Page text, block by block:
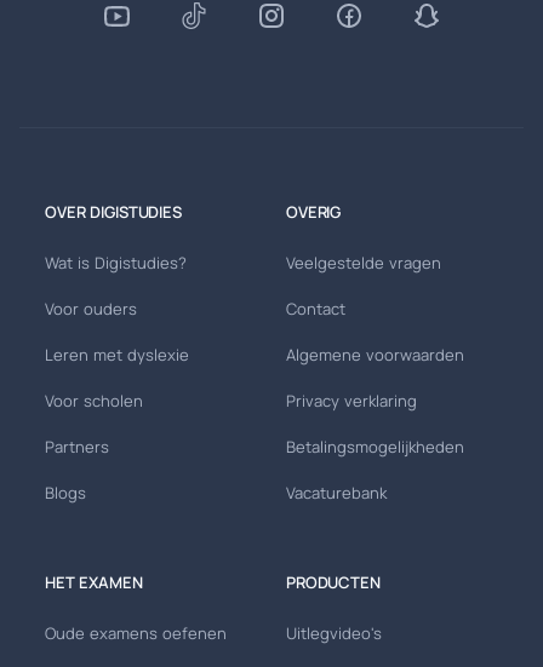
OVER DIGISTUDIES
Wat is Digistudies?
Voor ouders
Leren met dyslexie
Voor scholen
Partners
Blogs
OVERIG
Veelgestelde vragen
Contact
Algemene voorwaarden
Privacy verklaring
Betalingsmogelijkheden
Vacaturebank
HET EXAMEN
Oude examens oefenen
PRODUCTEN
Uitlegvideo's